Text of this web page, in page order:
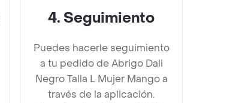
4. Seguimiento
Puedes hacerle seguimiento
a tu pedido de Abrigo Dali
Negro Talla L Mujer Mango a
través de la aplicación.